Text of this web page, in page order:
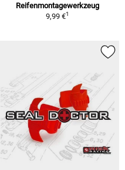
Reifenmontagewerkzeug
9,99 €1